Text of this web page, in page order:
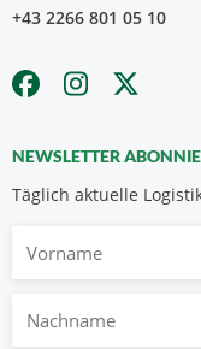
+43 2266 801 05 10
NEWSLETTER
Täglich aktuelle
Vorname
Nachname